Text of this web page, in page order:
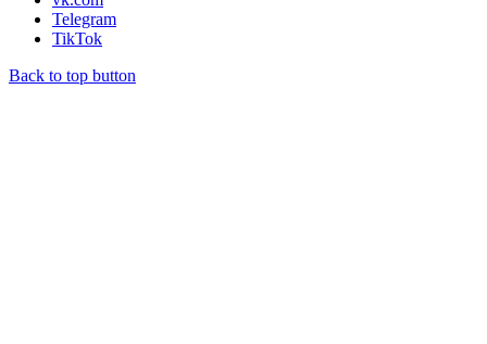
Telegram
TikTok
Back to top button